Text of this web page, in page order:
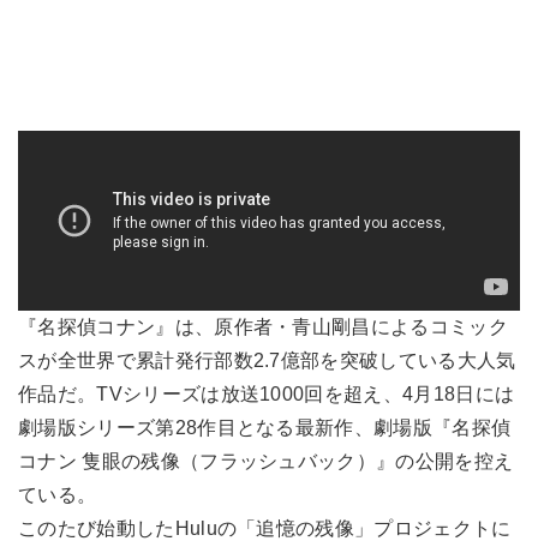
『名探偵コナン』は、原作者・青山剛昌によるコミック
スが全世界で累計発行部数2.7億部を突破している大人気
作品だ。TVシリーズは放送1000回を超え、4月18日には
劇場版シリーズ第28作目となる最新作、劇場版『名探偵
コナン 隻眼の残像（フラッシュバック）』の公開を控え
ている。
このたび始動したHuluの「追憶の残像」プロジェクトに